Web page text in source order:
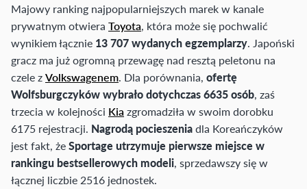
Majowy ranking najpopularniejszych marek w kanale
prywatnym otwiera Toyota, która może się pochwalić
wynikiem łącznie 13 707 wydanych egzemplarzy. Japoński
gracz ma już ogromną przewagę nad resztą peletonu na
czele zVolkswagenem. Dla porównania, ofertę
Wolfsburgczyków wybrało dotychczas 6635 osób, zaś
trzecia w kolejności Kia zgromadziła w swoim dorobku
6175 rejestracji. Nagrodą pocieszeniadla Koreańczyków
jest fakt, żeSportage utrzymuje pierwsze miejsce w
rankingu bestsellerowych modeli, sprzedawszy się w
łącznej liczbie 2516 jednostek.